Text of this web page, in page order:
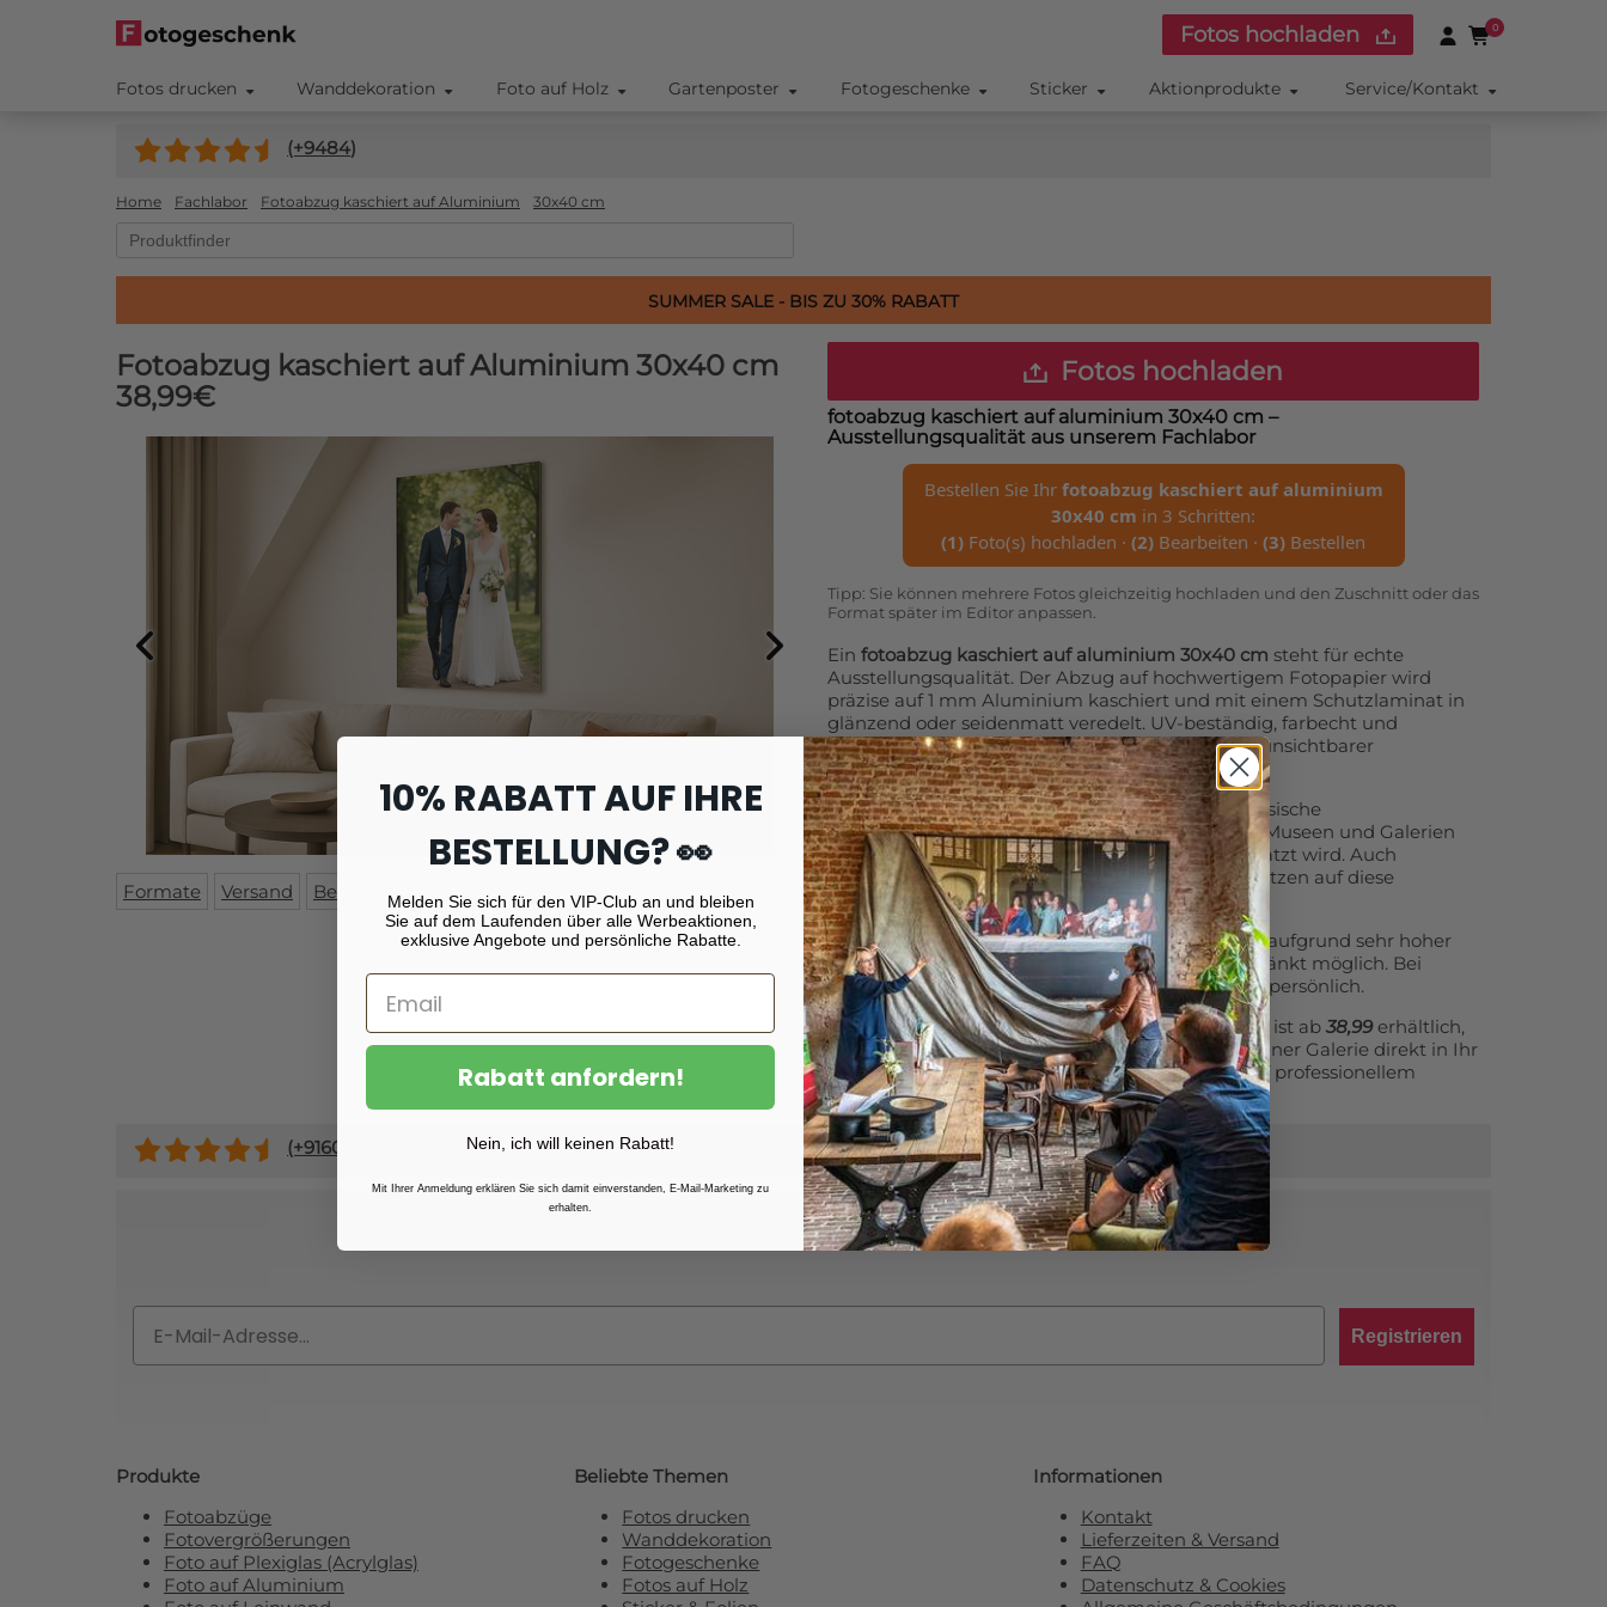
Fotos hochladen 0
Fotos drucken Wanddekoration Foto auf Holz Gartenposter Fotogeschenke Sticker Aktionprodukte Service/Kontakt
(+9484)
Home Fachlabor Fotoabzug kaschiert auf Aluminium 30x40 cm
SUMMER SALE - BIS ZU 30% RABATT
Fotoabzug kaschiert auf Aluminium 30x40 cm
38,99€
Formate Versand Beschreibung Montage
Fotos hochladen
fotoabzug kaschiert auf aluminium 30x40 cm –
Ausstellungsqualität aus unserem Fachlabor
Bestellen Sie Ihr fotoabzug kaschiert auf aluminium
30x40 cm in 3 Schritten:
(1) Foto(s) hochladen · (2) Bearbeiten · (3) Bestellen
Tipp: Sie können mehrere Fotos gleichzeitig hochladen und den Zuschnitt oder das
Format später im Editor anpassen.
Ein fotoabzug kaschiert auf aluminium 30x40 cm steht für echte
Ausstellungsqualität. Der Abzug auf hochwertigem Fotopapier wird
präzise auf 1 mm Aluminium kaschiert und mit einem Schutzlaminat in
glänzend oder seidenmatt veredelt. UV-beständig, farbecht und
scheinbar schwebend 1,5 cm vor der Wand dank unsichtbarer
Aufhängesysteme.
Seit über 20 Jahren perfektionieren wir diese klassische
Fachlabortechnik, die von Fotografen, Künstlern, Museen und Galerien
weltweit wegen ihrer Schärfe und Eleganz geschätzt wird. Auch
Unternehmen mit hohem Anspruch an Design setzen auf diese
langlebige Präsentation.
Bitte beachten Sie: Formate über 80×80 cm sind aufgrund sehr hoher
Transportkosten nach Deutschland nur eingeschränkt möglich. Bei
Interesse an Sondergrößen beraten wir Sie gerne persönlich.
Einfotoabzug kaschiert auf aluminium 30x40 cmist ab 38,99erhältlich,
zzgl. Versandkosten. Holen Sie sich die Wirkung einer Galerie direkt in Ihr
Zuhause – oder präsentieren Sie Ihre Arbeiten auf professionellem
Niveau, das bleibenden Eindruck hinterlässt.
(+9160
Abonnieren Sie unseren Newsletter und erhalten SieRabatt von 10 %!
Registrieren
Produkte
Fotoabzüge
Fotovergrößerungen
Foto auf Plexiglas (Acrylglas)
Foto auf Aluminium
Beliebte Themen
Fotos drucken
Wanddekoration
Fotogeschenke
Fotos auf Holz
Informationen
Kontakt
Lieferzeiten & Versand
FAQ
Datenschutz & Cookies
10% RABATT AUF IHRE
BESTELLUNG? 👀
Melden Sie sich für den VIP-Club an und bleiben
Sie auf dem Laufenden über alle Werbeaktionen,
exklusive Angebote und persönliche Rabatte.
Rabatt anfordern!
Nein, ich will keinen Rabatt!
Mit Ihrer Anmeldung erklären Sie sich damit einverstanden, E-Mail-Marketing zu
erhalten.